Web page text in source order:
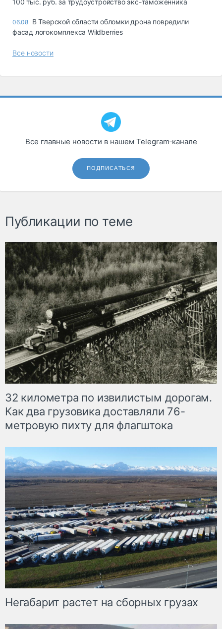
100 тыс. руб. за трудоустройство экс-таможенника
06.08 В Тверской области обломки дрона повредили
фасад логокомплекса Wildberries
Все новости
Все главные новости в нашем Telegram‑канале
ПОДПИСАТЬСЯ
Публикации по теме
32 километра по извилистым дорогам.
Как два грузовика доставляли 76-
метровую пихту для флагштока
Негабарит растет на сборных грузах